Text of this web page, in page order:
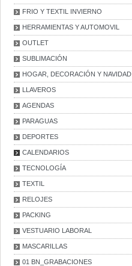
FRIO Y TEXTIL INVIERNO
HERRAMIENTAS Y AUTOMOVIL
OUTLET
SUBLIMACIÓN
HOGAR, DECORACIÓN Y NAVIDAD
LLAVEROS
AGENDAS
PARAGUAS
DEPORTES
CALENDARIOS
TECNOLOGÍA
TEXTIL
RELOJES
PACKING
VESTUARIO LABORAL
MASCARILLAS
01 BN_GRABACIONES